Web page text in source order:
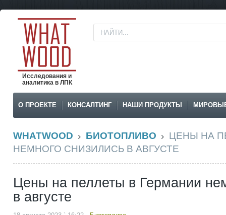
Исследования и
аналитика в ЛПК
О ПРОЕКТЕ КОНСАЛТИНГ НАШИ ПРОДУКТЫ
WHATWOOD БИОТОПЛИВО
ЦЕНЫ НА
НЕМНОГО СНИЗИЛИСЬ В АВГУСТЕ
Цены на пеллеты в Германии
в августе